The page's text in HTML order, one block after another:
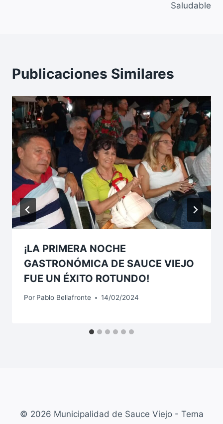
Saludable
Publicaciones Similares
¡LA PRIMERA NOCHE
GASTRONÓMICA DE SAUCE VIEJO
FUE UN ÉXITO ROTUNDO!
Por Pablo Bellafronte 14/02/2024
© 2026 Municipalidad de Sauce Viejo - Tema